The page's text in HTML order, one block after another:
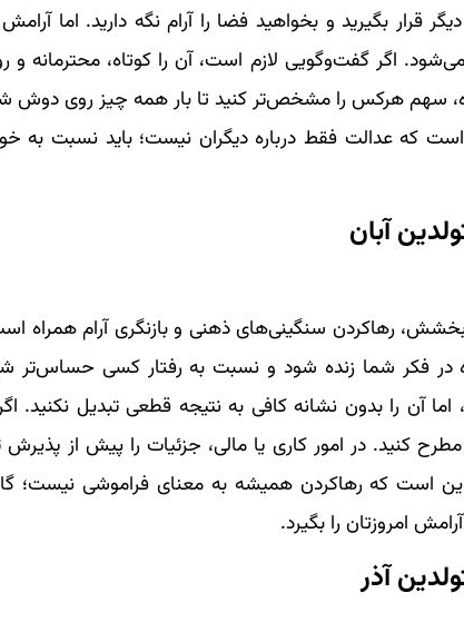
قرار بگیرید و بخواهید فضا را آرام نگه دارید. اما
اگر گفت‌وگویی لازم است، آن را کوتاه، محترمانه و
سهم هرکس را مشخص‌تر کنید تا بار همه چیز روی دوش
است که عدالت فقط درباره دیگران نیست؛ باید نسبت به
آبان
بخشش، رهاکردن سنگینی‌های ذهنی و بازنگری آرام همراه
در فکر شما زنده شود و نسبت به رفتار کسی حساس‌تر
آن را بدون نشانه کافی به نتیجه قطعی تبدیل نکنید.
کنید. در امور کاری یا مالی، جزئیات را پیش از پذیرش
است که رهاکردن همیشه به معنای فراموشی نیست؛
امروزتان را بگیرد.
آذر